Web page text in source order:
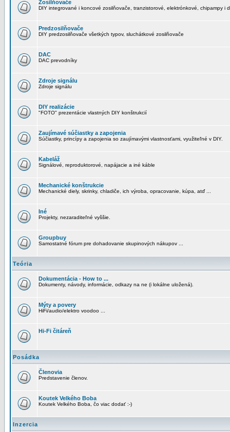
Zosilňovače
DIY integrované i koncové zosilňovače, tranzistorové, elektrónkové, chipampy i
Predzosilňovače
DIY predzosilňovače všetkých typov, sluchátkové zosilňovače
DAC
DAC prevodníky
Zdroje signálu
Zdroje signálu
DIY realizácie
"FOTO" prezentácie vlastných DIY konštrukcií
Zaujímavé súčiastky a zapojenia
Súčiastky, princípy a zapojenia so zaujímavými vlastnosťami, využiteľné v DIY.
Kabeláž
Signálové, reproduktorové, napájacie a iné káble
Mechanické konštrukcie
Mechanické diely, skrinky, chladiče, ich výroba, opracovanie, kúpa, atď ...
Iné
Projekty, nezaraditeľné vyššie.
Groupbuy
Samostatné fórum pre dohadovanie skupinových nákupov ...
Teória
Dokumentácia - How to ...
Dokumenty, návody, informácie, odkazy na ne (i lokálne uložená).
Mýty a povery
HiFi/audio/elektro voodoo ...
Hi-Fi čitáreň
Posádka
Členovia
Predstavenie členov.
Koutek Velkého Boba
Koutek Velkého Boba, čo viac dodať :-)
Inzercia